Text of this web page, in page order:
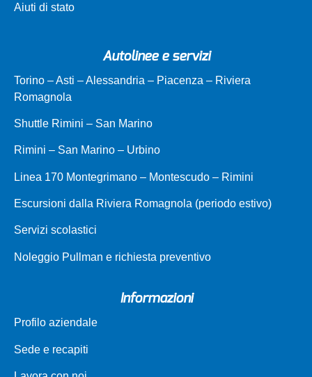
Aiuti di stato
Autolinee e servizi
Torino – Asti – Alessandria – Piacenza – Riviera
Romagnola
Shuttle Rimini – San Marino
Rimini – San Marino – Urbino
Linea 170 Montegrimano – Montescudo – Rimini
Escursioni dalla Riviera Romagnola (periodo estivo)
Servizi scolastici
Noleggio Pullman e richiesta preventivo
Informazioni
Profilo aziendale
Sede e recapiti